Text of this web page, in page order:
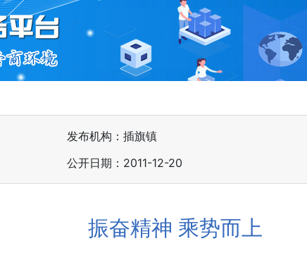
发布机构：插旗镇
公开日期：2011-12-20
振奋精神 乘势而上